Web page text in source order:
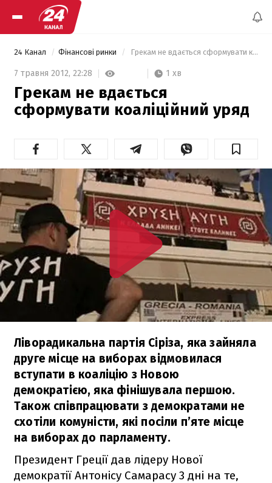
24 Канал Фінансові ринки Грекам не вдається сформувати коаліційний уряд
7 травня 2012, 22:28 1 хв
Грекам не вдається
сформувати коаліційний уряд
Ліворадикальна партія Сіріза, яка зайняла
друге місце на виборах відмовилася
вступати в коаліцію з Новою
демократією, яка фінішувала першою.
Також співпрацювати з демократами не
схотіли комуністи, які посіли п’яте місце
на виборах до парламенту.
Президент Греції дав лідеру Нової
демократії Антонісу Самарасу 3 дні на те,